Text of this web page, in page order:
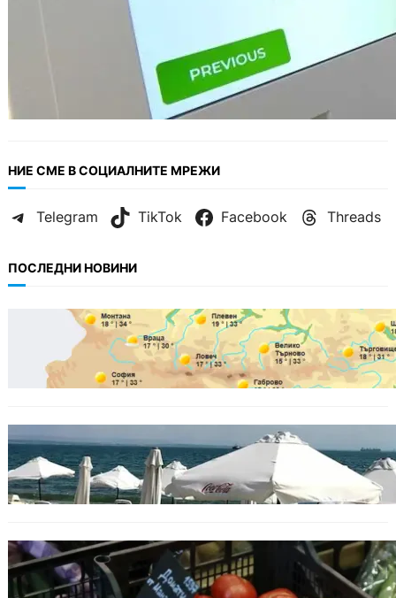
НИЕ СМЕ В СОЦИАЛНИТЕ МРЕЖИ
Telegram TikTok Facebook Threads
ПОСЛЕДНИ НОВИНИ
БЪЛГАРИЯ
Горещ старт на седмицата: до 35° и
спокойно море
Хотелиер: Цените по Черноморието са се
увеличили с до 30%, туристите са по-малко
ИКОНОМИКА
Пазарът се раздвижи: зеленчуци и основни
храни сменят цените си